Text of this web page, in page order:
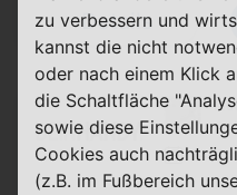
Details
+
24
zu verbessern und
kannst die nicht
oder nach einem Klick
die Schaltfläche
sowie diese
Cookies auch
(z.B. im Fußbereich